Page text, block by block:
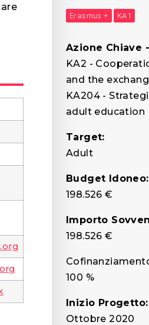
Erasmus + KA1
Azione Chiave
KA2 -
and the
KA204 -
adult education
Target:
Adult
Budget Idoneo:
198.526 €
Importo
198.526 €
100 %
Inizio Progetto:
Ottobre 2020